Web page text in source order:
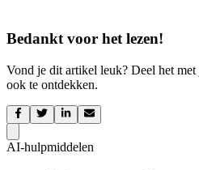
Bedankt voor het lezen!
Vond je dit artikel leuk? Deel het
ook te ontdekken.
AI-hulpmiddelen